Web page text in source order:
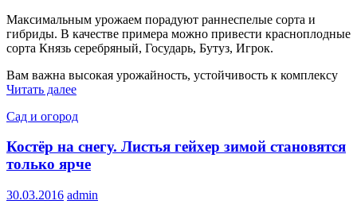
Максимальным урожаем порадуют раннеспелые сорта и
гибриды. В качестве примера можно привести красноплодные
сорта Князь серебряный, Государь, Бутуз, Игрок.
Вам важна высокая урожайность, устойчивость к комплексу
Читать далее
Сад и огород
Костёр на снегу. Листья гейхер зимой становятся
только ярче
30.03.2016 admin